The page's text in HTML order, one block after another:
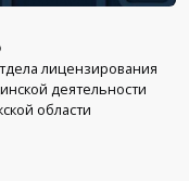
лицензирования
деятельности
области